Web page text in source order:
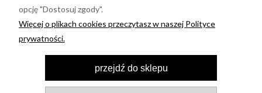
Informacje
Moje konto
opcję "Dostosuj zgody".
Więcej o plikach cookies przeczytasz w naszej Polityce
prywatności.
przejdź do sklepu